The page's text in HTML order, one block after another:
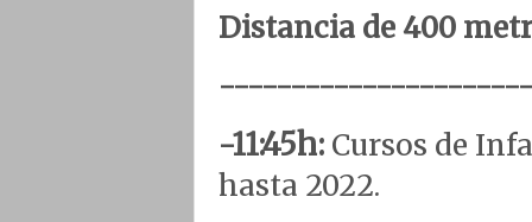
Distancia de 400
-11:45h: Cursos de
hasta 2022.